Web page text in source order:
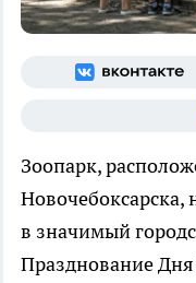
Зоопарк,
в значимый
Празднование